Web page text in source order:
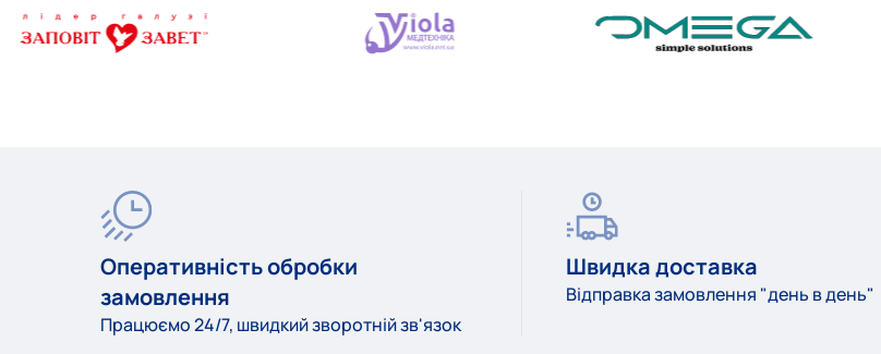
Оперативність обробки
замовлення
Працюємо 24/7, швидкий зворотній зв'язок
Швидка доставка
Відправка замовлення "день в день"